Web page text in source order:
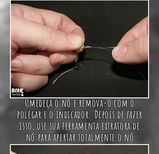
Umedeça o nó e remova-o com o
polegar e o indicador. Depois de fazer
isso, use sua ferramenta extratora de
nó para apertar totalmente o nó